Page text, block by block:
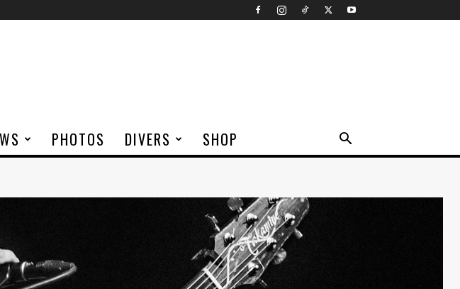
PHOTOS DIVERS SHOP